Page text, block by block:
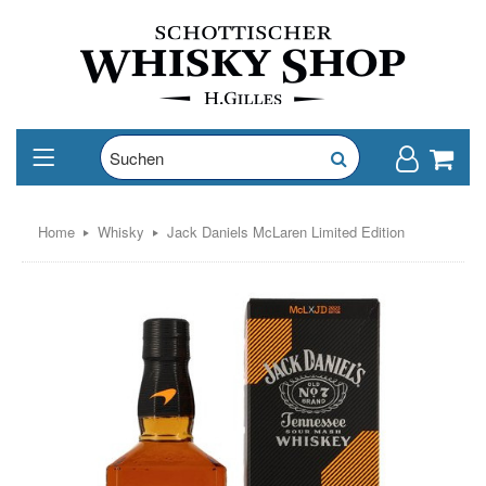
Home Whisky Jack Daniels McLaren Limited Edition